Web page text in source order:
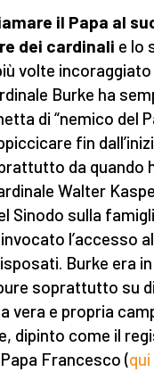
il Papa al
dei cardinali e lo
volte incoraggiato
Burke ha
di “nemico del
fin
da quando
Walter
Sinodo sulla
l’accesso
Burke era
soprattutto su
vera e propria
dipinto come il
Francesco (